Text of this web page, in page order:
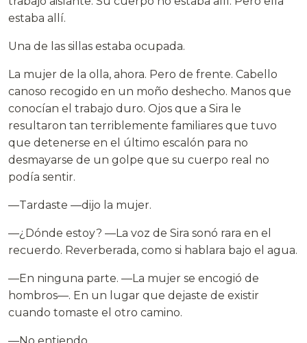
estaba allí.
Una de las sillas estaba ocupada.
La mujer de la olla, ahora. Pero de frente. Cabello
canoso recogido en un moño deshecho. Manos que
conocían el trabajo duro. Ojos que a Sira le
resultaron tan terriblemente familiares que tuvo
que detenerse en el último escalón para no
desmayarse de un golpe que su cuerpo real no
podía sentir.
—Tardaste —dijo la mujer.
—¿Dónde estoy? —La voz de Sira sonó rara en el
recuerdo. Reverberada, como si hablara bajo el agua.
—En ninguna parte. —La mujer se encogió de
hombros—. En un lugar que dejaste de existir
cuando tomaste el otro camino.
—No entiendo.